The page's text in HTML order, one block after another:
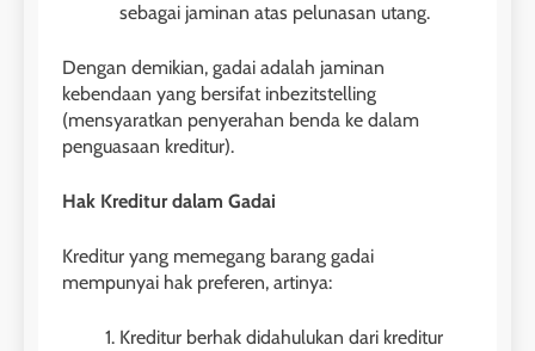
sebagai jaminan atas pelunasan utang.
Dengan demikian, gadai adalah jaminan
kebendaan yang bersifat inbezitstelling
(mensyaratkan penyerahan benda ke dalam
penguasaan kreditur).
Hak Kreditur dalam Gadai
Kreditur yang memegang barang gadai
mempunyai hak preferen, artinya:
Kreditur berhak didahulukan dari kreditur